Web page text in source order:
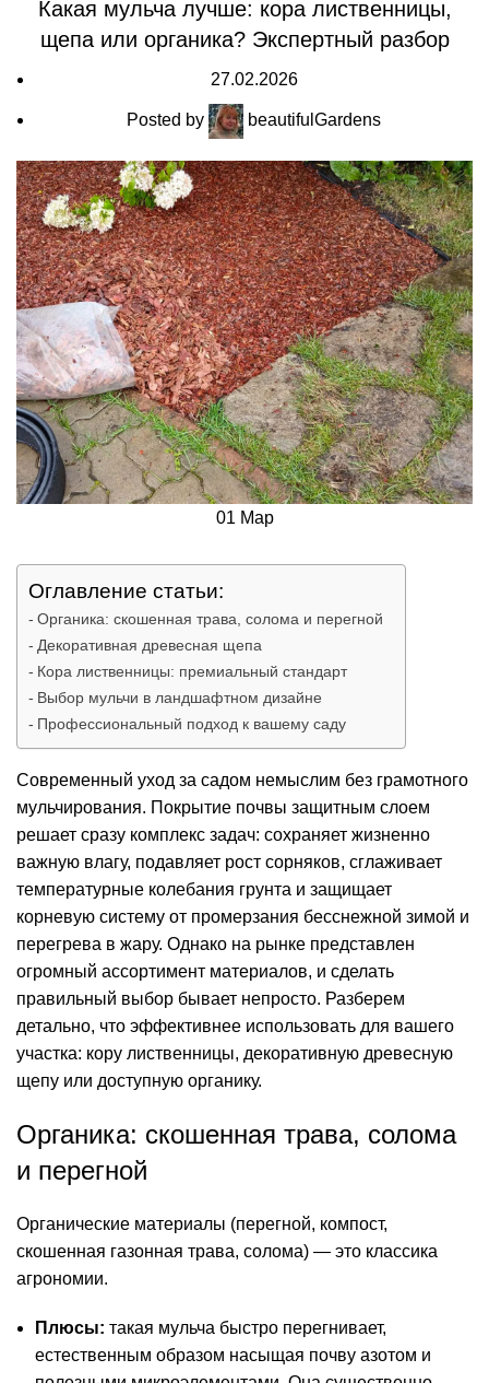
Какая мульча лучше: кора лиственницы,
щепа или органика? Экспертный разбор
27.02.2026
Posted by beautifulGardens
01 Мар
Оглавление статьи:
Органика: скошенная трава, солома и перегной
Декоративная древесная щепа
Кора лиственницы: премиальный стандарт
Выбор мульчи в ландшафтном дизайне
Профессиональный подход к вашему саду
Современный уход за садом немыслим без грамотного
мульчирования. Покрытие почвы защитным слоем
решает сразу комплекс задач: сохраняет жизненно
важную влагу, подавляет рост сорняков, сглаживает
температурные колебания грунта и защищает
корневую систему от промерзания бесснежной зимой и
перегрева в жару. Однако на рынке представлен
огромный ассортимент материалов, и сделать
правильный выбор бывает непросто. Разберем
детально, что эффективнее использовать для вашего
участка: кору лиственницы, декоративную древесную
щепу или доступную органику.
Органика: скошенная трава, солома
и перегной
Органические материалы (перегной, компост,
скошенная газонная трава, солома) — это классика
агрономии.
Плюсы: такая мульча быстро перегнивает,
естественным образом насыщая почву азотом и